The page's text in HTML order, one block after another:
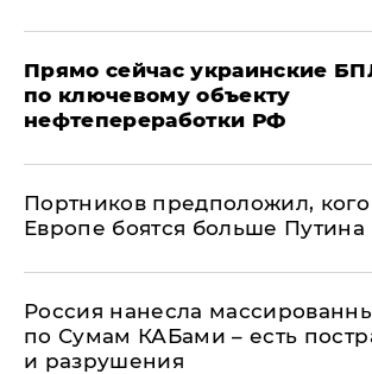
Прямо сейчас украинские
по ключевому объекту
нефтепереработки РФ
Портников предположил,
Европе боятся больше Путина
Россия нанесла
по Сумам КАБами – есть
и разрушения